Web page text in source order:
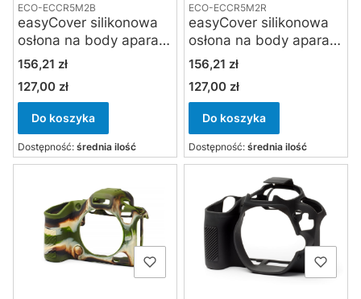
ECO-ECCR5M2B
easyCover silikonowa
osłona na body aparatu
Canon EOS R5II czarna
Cena
156,21 zł
Cena
127,00 zł
Do koszyka
Dostępność: średnia ilość
ECO-ECCR5M2R
easyCover silikonowa
osłona na body aparatu
Canon EOS R5II
czerwona
Cena
156,21 zł
Cena
127,00 zł
Do koszyka
Dostępność: średnia ilość